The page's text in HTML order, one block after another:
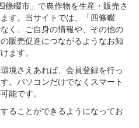
條畷市」で農作物を生産・販売さ
す。当サイトでは、「四條畷
く、ご自身の情報や、その他の
販売促進につながるようなお知
ます。
境さえあれば、会員登録を行っ
。パソコンだけでなくスマート
能です。
ることができるようになってお